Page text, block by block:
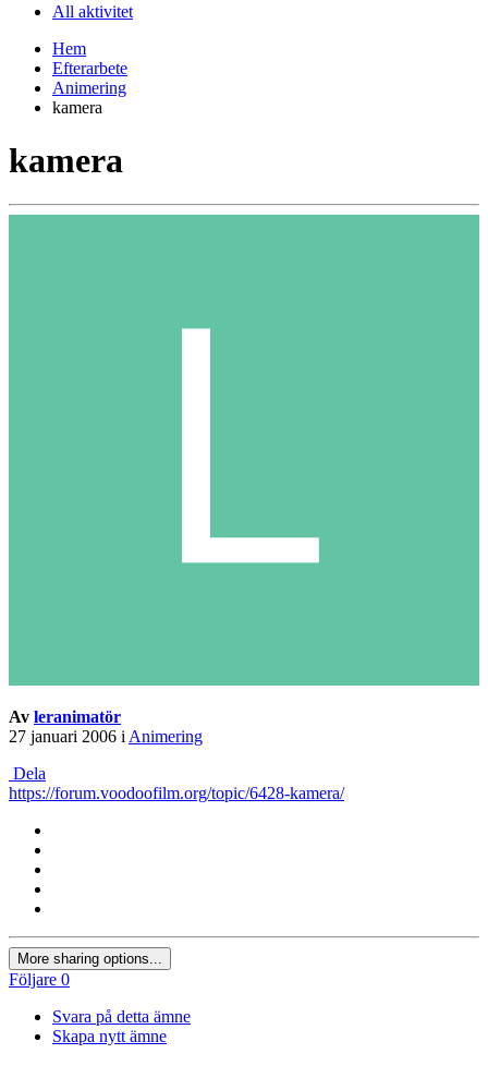
All aktivitet
Hem
Efterarbete
Animering
kamera
kamera
Av leranimatör
27 januari 2006 iAnimering
Dela
https://forum.voodoofilm.org/topic/6428-kamera/
More sharing options...
Följare 0
Svara på detta ämne
Skapa nytt ämne